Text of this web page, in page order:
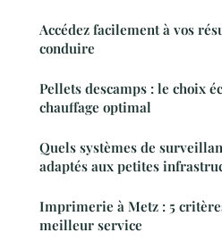
Accédez facilement à vos
conduire
Pellets descamps : le choix
chauffage optimal
Quels systèmes de
adaptés aux petites
Imprimerie à Metz : 5
meilleur service